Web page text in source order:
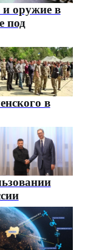
оружие в
под
в